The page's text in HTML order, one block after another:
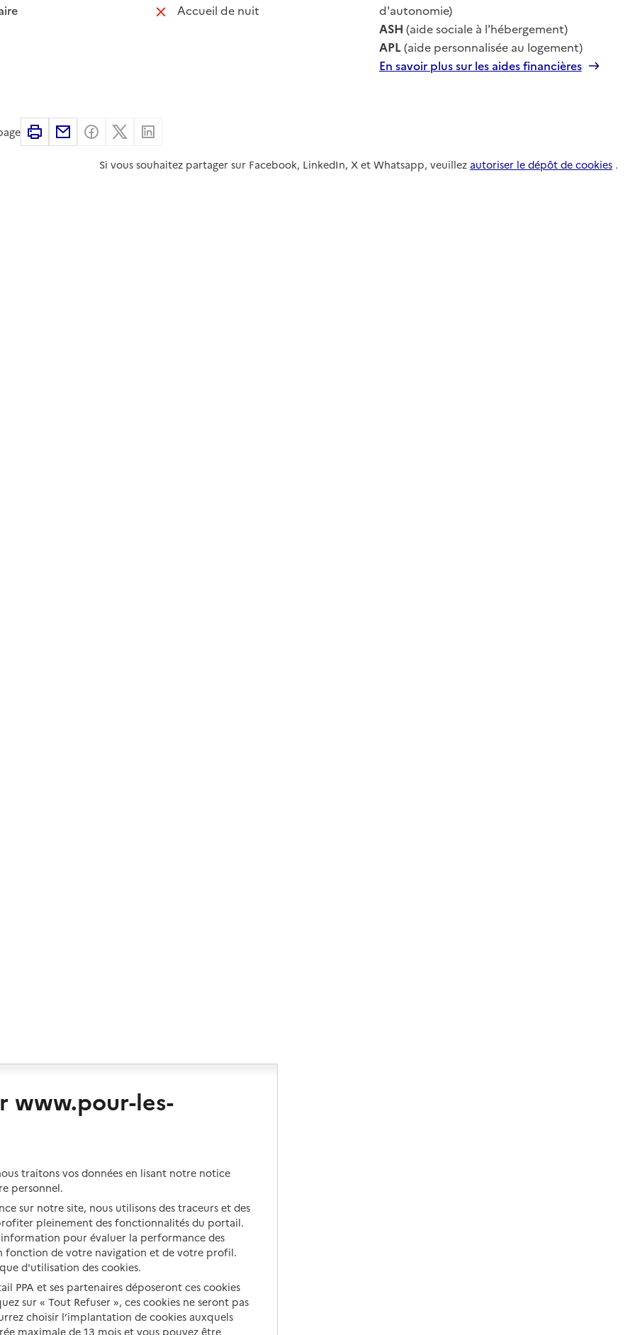
Accueil de nuit: non disponible
d'autonomie)
ASH (aide sociale à l'hébergement)
APL(aide personnalisée au logement)
En savoir plus sur les aides financières
ImprimerPartager par email
Partager sur Facebook
Partager sur X
Si vous souhaitez partager sur Facebook, LinkedIn, X et Whatsapp, veuillez autoriser le dépôt de cookies .
www.pour-les-
traitons vos données en lisant notre notice
personnel.
sur notre site, nous utilisons des traceurs et des
pleinement des fonctionnalités du portail.
pour évaluer la performance des
fonction de votre navigation et de votre profil.
d'utilisation des cookies.
PPA et ses partenaires déposeront ces cookies
sur « Tout Refuser », ces cookies ne seront pas
choisir l’implantation de cookies auxquels
maximale de 13 mois et vous pouvez être